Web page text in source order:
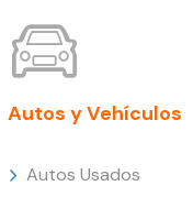
Autos y Vehículos
Autos Usados